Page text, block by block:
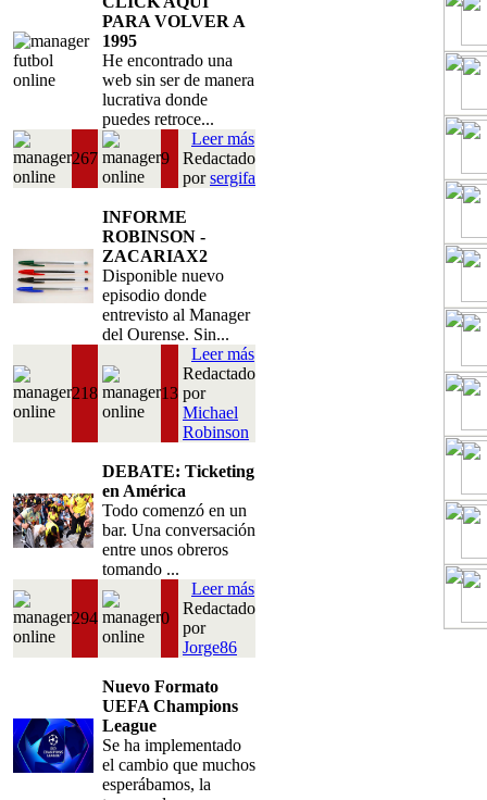
PARA VOLVER A
1995
He encontrado una
web sin ser de manera
lucrativa donde
puedes retroce...
267 9
Leer más
Redactado
porsergifa
INFORME
ROBINSON -
ZACARIAX2
Disponible nuevo
episodio donde
entrevisto al Manager
del Ourense. Sin...
218 13
Leer más
Redactado
por
Michael
Robinson
DEBATE: Ticketing
en América
Todo comenzó en un
bar. Una conversación
entre unos obreros
tomando ...
294 0
Leer más
Redactado
por
Jorge86
Nuevo Formato
UEFA Champions
League
Se ha implementado
el cambio que muchos
esperábamos, la